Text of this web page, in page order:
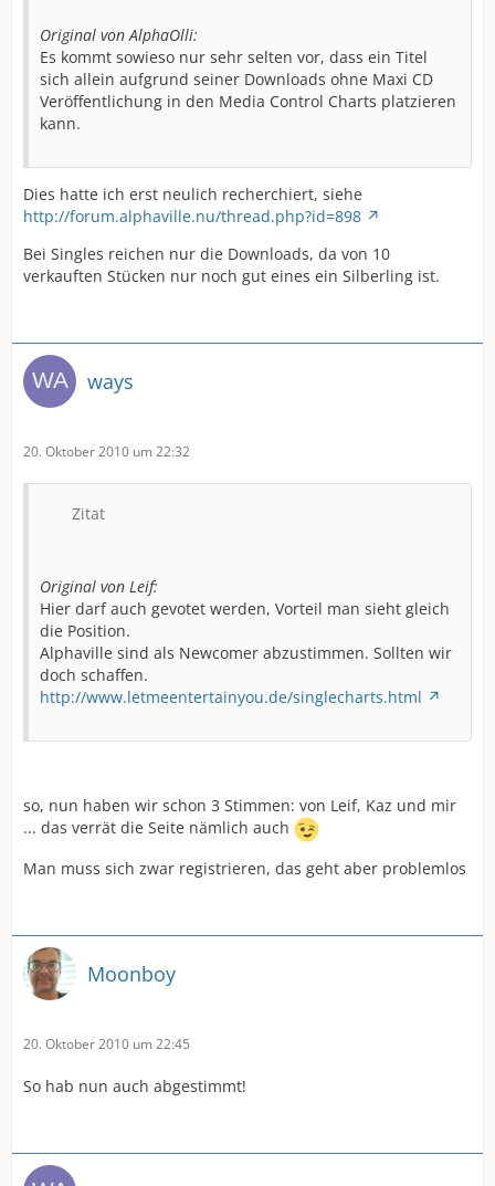
Original von AlphaOlli:
Es kommt sowieso nur sehr selten vor, dass ein Titel
sich allein aufgrund seiner Downloads ohne Maxi CD
Veröffentlichung in den Media Control Charts platzieren
kann.
Dies hatte ich erst neulich recherchiert, siehe
http://forum.alphaville.nu/thread.php?id=898
Bei Singles reichen nur die Downloads, da von 10
verkauften Stücken nur noch gut eines ein Silberling ist.
ways
20. Oktober 2010 um 22:32
Zitat
Original von Leif:
Hier darf auch gevotet werden, Vorteil man sieht gleich
die Position.
Alphaville sind als Newcomer abzustimmen. Sollten wir
doch schaffen.
http://www.letmeentertainyou.de/singlecharts.html
so, nun haben wir schon 3 Stimmen: von Leif, Kaz und mir
... das verrät die Seite nämlich auch
Man muss sich zwar registrieren, das geht aber problemlos
Moonboy
20. Oktober 2010 um 22:45
So hab nun auch abgestimmt!